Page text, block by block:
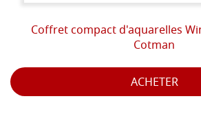
Coffret compact d'aquarelles
Cotman
ACHETER